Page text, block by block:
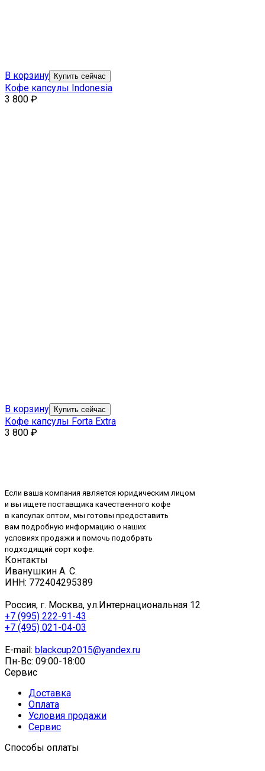
В корзину Купить сейчас
Кофе капсулы Indonesia
3 800 ₽
В корзину Купить сейчас
Кофе капсулы Forta Extra
3 800 ₽
Если ваша компания является юридическим лицом
и вы ищете поставщика качественного кофе
в капсулах оптом, мы готовы предоставить
вам подробную информацию о наших
условиях продажи и помочь подобрать
подходящий сорт кофе.
Контакты
Иванушкин А. С.
ИНН: 772404295389
Россия, г. Москва, ул.Интернациональная 12
+7 (995) 222-91-43
+7 (495) 021-04-03
E-mail: blackcup2015@yandex.ru
Пн-Вс: 09:00-18:00
Сервис
Доставка
Оплата
Условия продажи
Сервис
Способы оплаты